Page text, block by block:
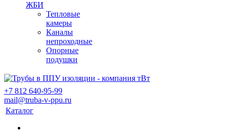
ЖБИ
Тепловые
камеры
Каналы
непроходные
Опорные
подушки
+7 812 640-95-99
mail@truba-v-ppu.ru
Каталог